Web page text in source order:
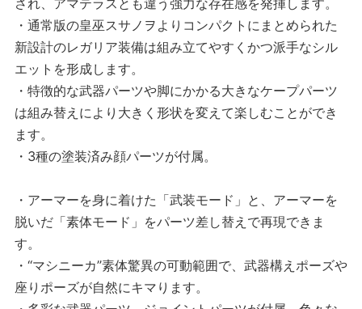
され、アマテラスとも違う強力な存在感を発揮します。
・通常版の皇巫スサノヲよりコンパクトにまとめられた
新設計のレガリア装備は組み立てやすくかつ派手なシル
エットを形成します。
・特徴的な武器パーツや脚にかかる大きなケープパーツ
は組み替えにより大きく形状を変えて楽しむことができ
ます。
・3種の塗装済み顔パーツが付属。
・アーマーを身に着けた「武装モード」と、アーマーを
脱いだ「素体モード」をパーツ差し替えで再現できま
す。
・“マシニーカ”素体驚異の可動範囲で、武器構えポーズや
座りポーズが自然にキマります。